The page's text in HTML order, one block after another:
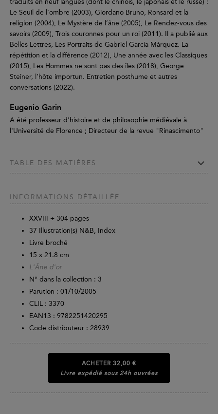
traduits en neuf langues (dont le chinois, le japonais et le russe) :
Le Seuil de l’ombre (2003), Giordano Bruno, Ronsard et la
religion (2004), Le Mystère de l’âne (2005), Le Rendez-vous des
savoirs (2009), Trois couronnes pour un roi (2011). Il a publié aux
Belles Lettres, Les Portraits de Gabriel García Márquez. La
répétition et la différence (2012), Une année avec les Classiques
(2015), Les Hommes ne sont pas des îles (2018), George
Steiner, l’hôte importun. Entretien posthume et autres
conversations (2022).
Eugenio Garin
A été professeur d'histoire et de philosophie médiévale à
l'Université de Florence ; Directeur de la revue "Rinascimento"
TABLE DES MATIÈRES
INFORMATIONS DÉTAILLÉE
XXVIII + 304 pages
37 Illustration(s) N&B, Index
Livre broché
15 x 21.8 cm
L'Âne d'or
N° dans la collection : 3
Parution : 01/10/2005
CLIL : 3370
EAN13 : 9782251420295
Code distributeur : 28939
ACHETER 32,00 €
Livre expédié sous 24h ouvrées